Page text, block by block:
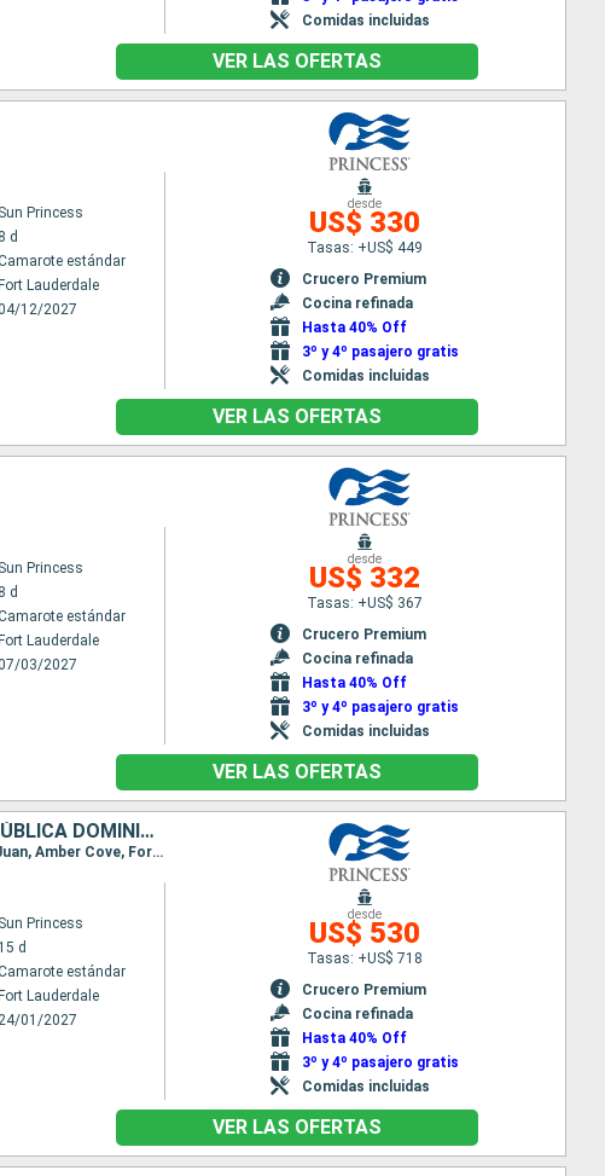
Comidas incluidas
VER LAS OFERTAS
Sun Princess
8 d
estándar
Fort Lauderdale
12/2027
desde
US$ 330
Tasas: +US$ 449
Crucero Premium
Cocina refinada
Hasta 40% Off
3º y 4º pasajero gratis
Comidas incluidas
VER LAS OFERTAS
Sun Princess
8 d
estándar
Fort Lauderdale
03/2027
desde
US$ 332
Tasas: +US$ 367
Crucero Premium
Cocina refinada
Hasta 40% Off
3º y 4º pasajero gratis
Comidas incluidas
VER LAS OFERTAS
MÉXICO, BELICE, HONDURAS, ESTADOS UNIDOS, PUERTO RICO, REPÚBLICA DOMINICANA
Itinerario : Fort Lauderdale, Cozumel, Belice, Roatan, Fort Lauderdale, Grand Turk, San Juan, Amber Cove, Fort Lauderdale
Sun Princess
15 d
estándar
Fort Lauderdale
01/2027
desde
US$ 530
Tasas: +US$ 718
Crucero Premium
Cocina refinada
Hasta 40% Off
3º y 4º pasajero gratis
Comidas incluidas
VER LAS OFERTAS